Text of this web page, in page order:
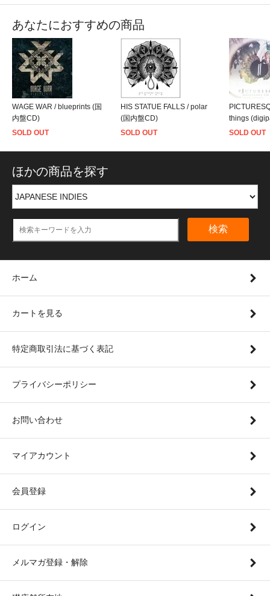
あなたにおすすめの商品
WAGE WAR / blueprints (国
内盤CD)
SOLD OUT
HIS STATUE FALLS / polar
(国内盤CD)
SOLD OUT
things
SOLD OUT
ほかの商品を探す
検索
ホーム
カートを見る
特定商取引法に基づく表記
プライバシーポリシー
お問い合わせ
マイアカウント
会員登録
ログイン
メルマガ登録・解除